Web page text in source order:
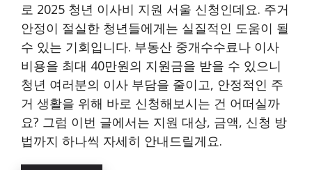
로 2025 청년 이사비 지원 서울 신청인데요. 주거
안정이 절실한 청년들에게는 실질적인 도움이 될
수 있는 기회입니다. 부동산 중개수수료나 이사
비용을 최대 40만원의 지원금을 받을 수 있으니
청년 여러분의 이사 부담을 줄이고, 안정적인 주
거 생활을 위해 바로 신청해보시는 건 어떠실까
요? 그럼 이번 글에서는 지원 대상, 금액, 신청 방
법까지 하나씩 자세히 안내드릴게요.